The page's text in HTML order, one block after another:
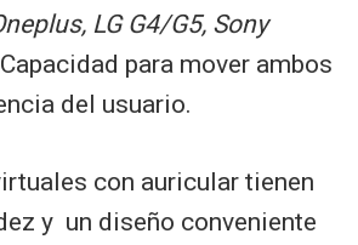
LG G4/G5, Sony
para mover ambos
del usuario.
con auricular tienen
y un diseño conveniente